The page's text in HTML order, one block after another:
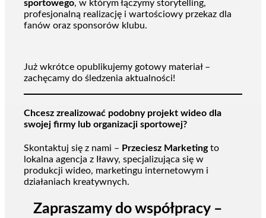
sportowego, w którym łączymy storytelling,
profesjonalną realizację i wartościowy przekaz dla
fanów oraz sponsorów klubu.
Już wkrótce opublikujemy gotowy materiał –
zachęcamy do śledzenia aktualności!
Chcesz zrealizować podobny projekt wideo dla
swojej firmy lub organizacji sportowej?
Skontaktuj się z nami – Przeciesz Marketingto
lokalna agencja z Iławy, specjalizująca się w
produkcji wideo, marketingu internetowym i
działaniach kreatywnych.
Zapraszamy do współpracy –